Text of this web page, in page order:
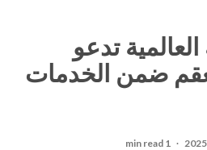
تدعو
ضمن الخدمات
1 min read